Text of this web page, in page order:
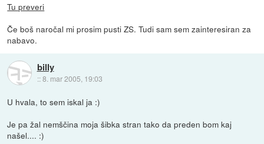
Tu preveri
Če boš naročal mi prosim pusti ZS. Tudi sam sem zainteresiran za
nabavo.
billy
::8. mar 2005, 19:03
U hvala, to sem iskal ja :)
Je pa žal nemščina moja šibka stran tako da preden bom kaj
našel.... :)